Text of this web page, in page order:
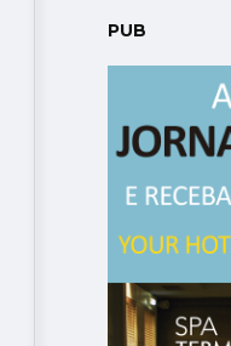
PUB